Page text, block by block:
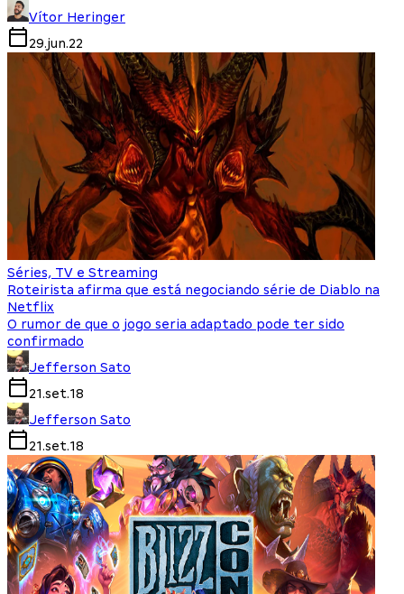
Vítor Heringer
29.jun.22
Séries, TV e Streaming
Roteirista afirma que está negociando série de Diablo na
Netflix
O rumor de que o jogo seria adaptado pode ter sido
confirmado
Jefferson Sato
21.set.18
Jefferson Sato
21.set.18